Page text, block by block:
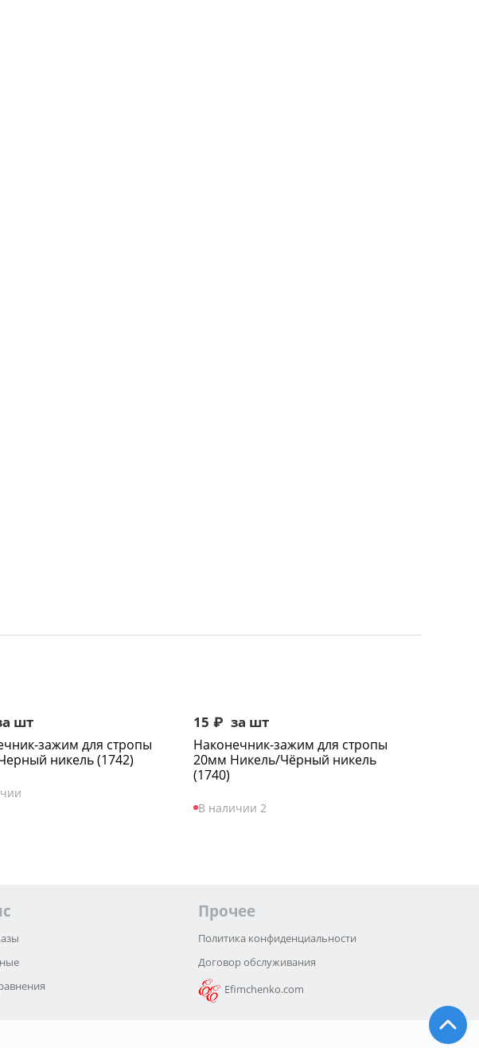
шт
зажим для стропы
никель (1742)
15 ₽ за шт
Наконечник-зажим для стропы
20мм Никель/Чёрный никель
(1740)
В наличии 2
Прочее
Политика конфиденциальности
Договор обслуживания
Efimchenko.com